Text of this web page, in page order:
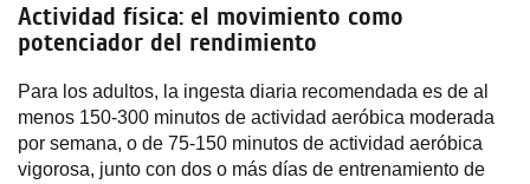
Actividad física: el movimiento como
potenciador del rendimiento
Para los adultos, la ingesta diaria recomendada es de al
menos 150-300 minutos de actividad aeróbica moderada
por semana, o de 75-150 minutos de actividad aeróbica
vigorosa, junto con dos o más días de entrenamiento de